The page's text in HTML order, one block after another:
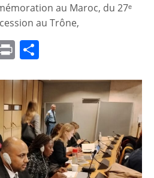
au Maroc, du 27ᵉ
au Trône,
Pr
t ta
g
er